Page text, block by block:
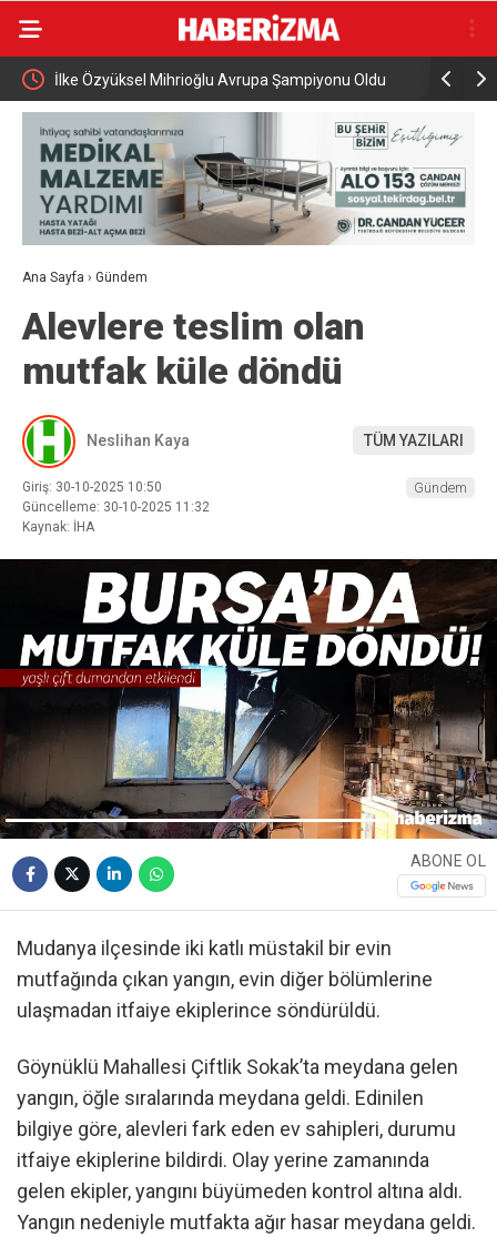
İlke Özyüksel Mihrioğlu Avrupa Şampiyonu Oldu
ziyareti
Ana Sayfa › Gündem
Alevlere teslim olan
mutfak küle döndü
Neslihan Kaya TÜM YAZILARI
Giriş: 30-10-2025 10:50
Güncelleme: 30-10-2025 11:32
Kaynak: İHA
Gündem
ABONE OL
Mudanya ilçesinde iki katlı müstakil bir evin
mutfağında çıkan yangın, evin diğer bölümlerine
ulaşmadan itfaiye ekiplerince söndürüldü.
Göynüklü Mahallesi Çiftlik Sokak’ta meydana gelen
yangın, öğle sıralarında meydana geldi. Edinilen
bilgiye göre, alevleri fark eden ev sahipleri, durumu
itfaiye ekiplerine bildirdi. Olay yerine zamanında
gelen ekipler, yangını büyümeden kontrol altına aldı.
Yangın nedeniyle mutfakta ağır hasar meydana geldi.